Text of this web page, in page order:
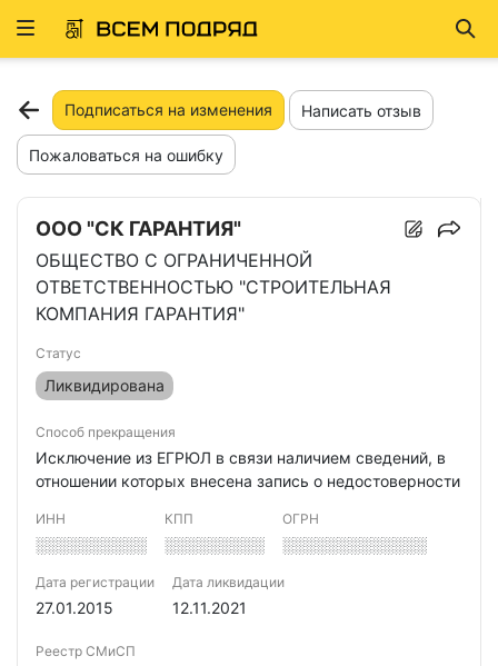
Развернуть
Подписаться на изменения Написать отзыв
Пожаловаться на ошибку
ООО "СК ГАРАНТИЯ"
ОБЩЕСТВО С ОГРАНИЧЕННОЙ
ОТВЕТСТВЕННОСТЬЮ "СТРОИТЕЛЬНАЯ
КОМПАНИЯ ГАРАНТИЯ"
Статус
Ликвидирована
Способ прекращения
Исключение из ЕГРЮЛ в связи наличием сведений, в
отношении которых внесена запись о недостоверности
ИНН
░░░░░░░░░░
КПП
░░░░░░░░░
ОГРН
░░░░░░░░░░░░░
Дата регистрации
27.01.2015
Дата ликвидации
12.11.2021
Реестр СМиСП